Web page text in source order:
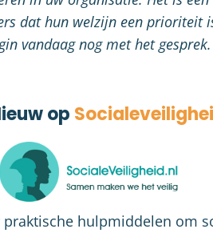
dat hun welzijn een prioriteit
vandaag nog met het gesprek.
op
praktische hulpmiddelen om